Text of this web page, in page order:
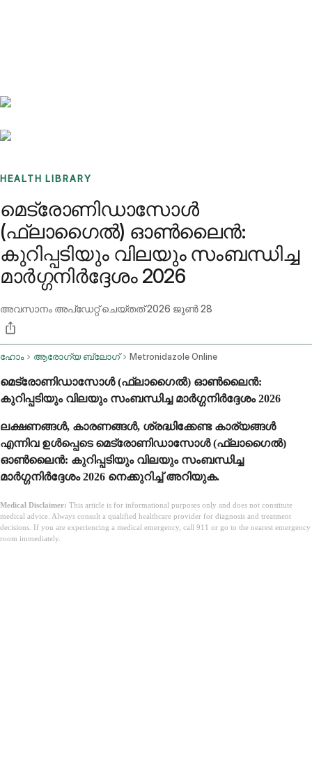
HEALTH LIBRARY
മെട്രോണിഡാസോൾ
(ഫ്ലാഗൈൽ) ഓൺലൈൻ:
കുറിപ്പടിയും വിലയും സംബന്ധിച്ച
മാർഗ്ഗനിർദ്ദേശം 2026
അവസാനം അപ്ഡേറ്റ് ചെയ്തത്2026 ജൂൺ 28
ഹോം ആരോഗ്യ ബ്ലോഗ് Metronidazole Online
മെട്രോണിഡാസോൾ (ഫ്ലാഗൈൽ) ഓൺലൈൻ:
കുറിപ്പടിയും വിലയും സംബന്ധിച്ച മാർഗ്ഗനിർദ്ദേശം 2026
ലക്ഷണങ്ങൾ, കാരണങ്ങൾ, ശ്രദ്ധിക്കേണ്ട കാര്യങ്ങൾ
എന്നിവ ഉൾപ്പെടെ മെട്രോണിഡാസോൾ (ഫ്ലാഗൈൽ)
ഓൺലൈൻ: കുറിപ്പടിയും വിലയും സംബന്ധിച്ച
മാർഗ്ഗനിർദ്ദേശം 2026 നെക്കുറിച്ച് അറിയുക.
Medical Disclaimer: This article is for informational purposes only and does not constitute
medical advice. Always consult a qualified healthcare provider for diagnosis and treatment
decisions. If you are experiencing a medical emergency, call 911 or go to the nearest emergency
room immediately.